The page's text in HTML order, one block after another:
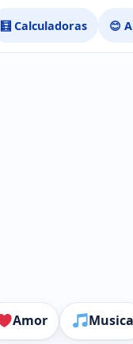
🧮 Calculadoras 😊
Amor Musica